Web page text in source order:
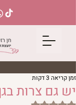
יש גם צרות
זמן קריאה 3 דקות